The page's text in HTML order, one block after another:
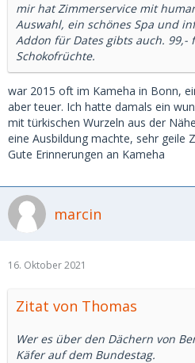
mir hat Zimmerservice mit
Auswahl, ein schönes Spa und
Addon für Dates gibts auch. 99,-
Schokofrüchte.
war 2015 oft im Kameha in Bonn,
aber teuer. Ich hatte damals ein
mit türkischen Wurzeln aus der
eine Ausbildung machte, sehr geile
Gute Erinnerungen an Kameha
marcin
16. Oktober 2021
Zitat von Thomas
Wer es über den Dächern von
Käfer auf dem Bundestag.